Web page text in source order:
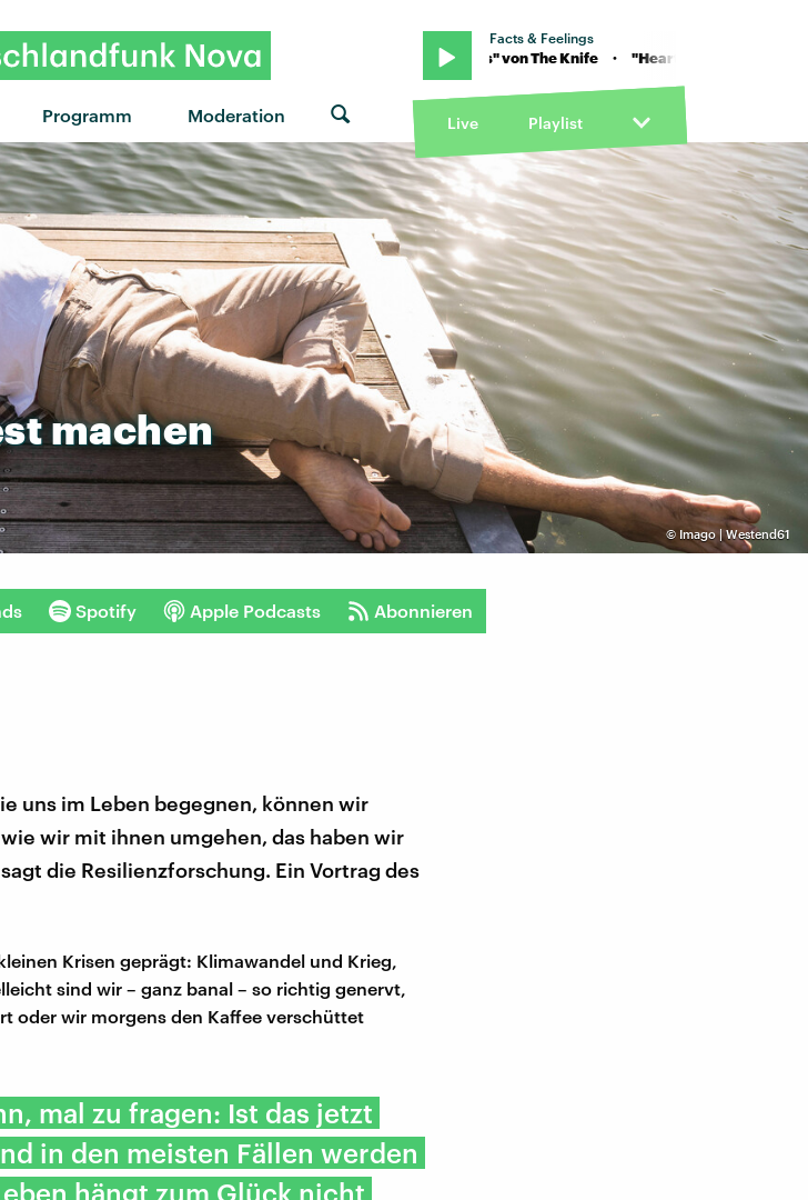
Programm Moderation
Facts & Feelings
"Heartbeats" von The Knife · "Heartbeats" von The Knife · "Heartbeats" von The Knife
Live Playlist
© Imago | Westend61
machen
Spotify Apple Podcasts Abonnieren
uns im Leben begegnen, können wir
wir mit ihnen umgehen, das haben wir
die Resilienzforschung. Ein Vortrag des
Krisen geprägt: Klimawandel und Krieg,
sind wir – ganz banal – so richtig genervt,
oder wir morgens den Kaffee verschüttet
mal zu fragen: Ist das jetzt
in den meisten Fällen werden
hängt zum Glück nicht